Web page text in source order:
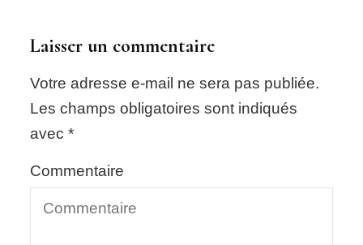
Laisser un commentaire
Votre adresse e-mail ne sera pas publiée.
Les champs obligatoires sont indiqués
avec*
Commentaire